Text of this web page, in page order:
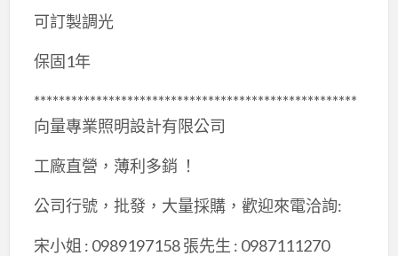
可訂製調光
保固1年
****************************************************
向量專業照明設計有限公司
工廠直營，薄利多銷 ！
公司行號，批發，大量採購，歡迎來電洽詢:
宋小姐 : 0989197158 張先生 : 0987111270